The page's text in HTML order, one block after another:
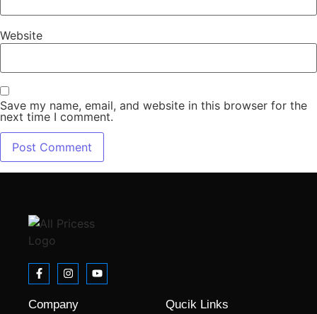
Website
Save my name, email, and website in this browser for the
next time I comment.
Company Qucik Links